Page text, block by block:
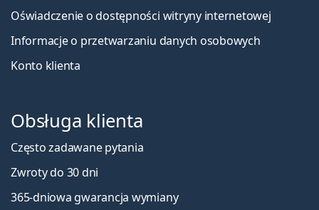
Oświadczenie o dostępności witryny internetowej
Informacje o przetwarzaniu danych osobowych
Konto klienta
Obsługa klienta
Często zadawane pytania
Zwroty do 30 dni
365-dniowa gwarancja wymiany